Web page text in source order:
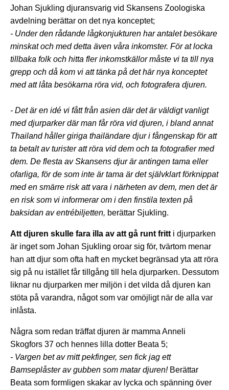
Johan Sjukling djuransvarig vid Skansens Zoologiska
avdelning berättar on det nya konceptet;
- Under den rådande lågkonjukturen har antalet besökare
minskat och med detta även våra inkomster. För at locka
tillbaka folk och hitta fler inkomstkällor måste vi ta till nya
grepp och då kom vi att tänka på det här nya konceptet
med att låta besökarna röra vid, och fotografera djuren.
- Det är en idé vi fått från asien där det är väldigt vanligt
med djurparker där man får röra vid djuren, i bland annat
Thailand håller giriga thailändare djur i fångenskap för att
ta betalt av turister att röra vid dem och ta fotografier med
dem. De flesta av Skansens djur är antingen tama eller
ofarliga, för de som inte är tama är det självklart förknippat
med en smärre risk att vara i närheten av dem, men det är
en risk som vi informerar om i den finstila texten på
baksidan av entrébiljetten, berättar Sjukling.
Att djuren skulle fara illa av att gå runt fritt i djurparken
är inget som Johan Sjukling oroar sig för, tvärtom menar
han att djur som ofta haft en mycket begränsad yta att röra
sig på nu istället får tillgång till hela djurparken. Dessutom
liknar nu djurparken mer miljön i det vilda då djuren kan
stöta på varandra, något som var omöjligt när de alla var
inlåsta.
Några som redan träffat djuren är mamma Anneli
Skogfors 37 och hennes lilla dotter Beata 5;
- Vargen bet av mitt pekfinger, sen fick jag ett
Bamseplåster av gubben som matar djuren!Berättar
Beata som formligen skakar av lycka och spänning över